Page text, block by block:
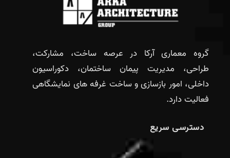
گروه معماری آرکا در عرصه ساخت، مشارکت،
طراحی، مدیریت پیمان ساختمان، دکوراسیون
داخلی، امور بازسازی و ساخت غرفه های نمایشگاهی
فعالیت دارد.
دسترسی سریع